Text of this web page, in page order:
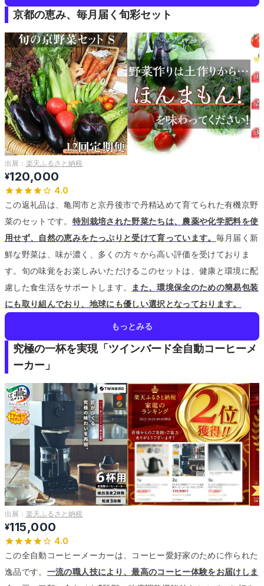
京都の恵み、毎月届く旬彩セット
出展： 楽天ふるさと納税
¥120,000
4.0
この返礼品は、亀岡市と京丹後市で丹精込めて育てられた有機京野
菜のセットです。 特別栽培された野菜たちは、農薬や化学肥料を使
用せず、自然の恵みをたっぷりと受けて育っています。 毎月届く新
鮮な野菜は、味が濃く、多くの方々から高い評価を受けておりま
す。 旬の味覚をお楽しみいただけるこのセットは、健康と環境に配
慮した食生活をサポートします。
また、環境保全のための簡易包装
にも取り組んでおり、地球にも優しい選択となっております。
もっとみる
究極の一杯を実現「ツインバード全自動コーヒーメ
ーカー」
出展： 楽天ふるさと納税
¥115,000
4.0
この全自動コーヒーメーカーは、コーヒー愛好家のために作られた
逸品です。 一流の職人技により、最高のコーヒー体験をお届けしま